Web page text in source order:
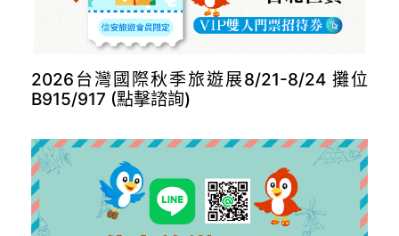
2026台灣國際秋季旅遊展8/21-8/24 攤位
B915/917 (點擊諮詢)